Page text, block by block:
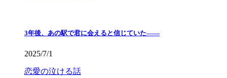
3年後、あの駅で君に会えると信じていた——
2025/7/1
恋愛の泣ける話